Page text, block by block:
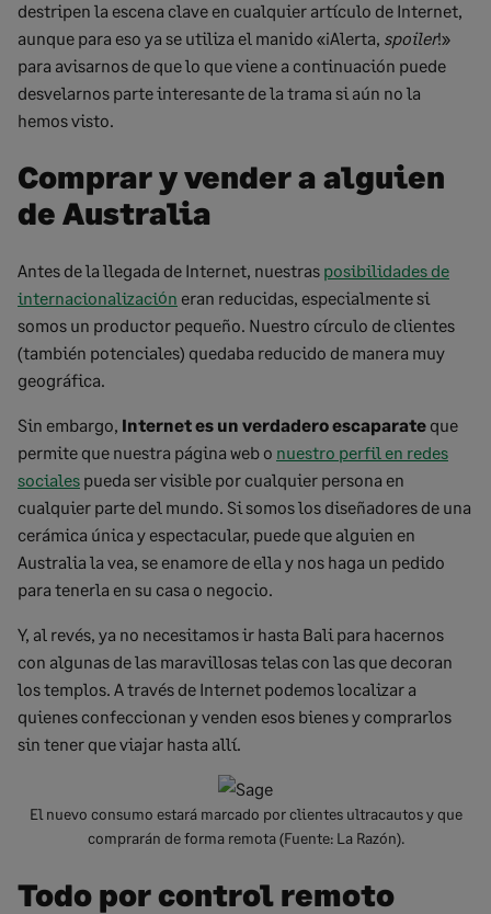
destripen la escena clave en cualquier artículo de Internet,
aunque para eso ya se utiliza el manido «¡Alerta, spoiler!»
para avisarnos de que lo que viene a continuación puede
desvelarnos parte interesante de la trama si aún no la
hemos visto.
Comprar y vender a alguien
de Australia
Antes de la llegada de Internet, nuestras posibilidades de
internacionalización eran reducidas, especialmente si
somos un productor pequeño. Nuestro círculo de clientes
(también potenciales) quedaba reducido de manera muy
geográfica.
Sin embargo, Internet es un verdadero escaparate que
permite que nuestra página web o nuestro perfil en redes
sociales pueda ser visible por cualquier persona en
cualquier parte del mundo. Si somos los diseñadores de una
cerámica única y espectacular, puede que alguien en
Australia la vea, se enamore de ella y nos haga un pedido
para tenerla en su casa o negocio.
Y, al revés, ya no necesitamos ir hasta Bali para hacernos
con algunas de las maravillosas telas con las que decoran
los templos. A través de Internet podemos localizar a
quienes confeccionan y venden esos bienes y comprarlos
sin tener que viajar hasta allí.
El nuevo consumo estará marcado por clientes ultracautos y que
comprarán de forma remota (Fuente: La Razón).
Todo por control remoto